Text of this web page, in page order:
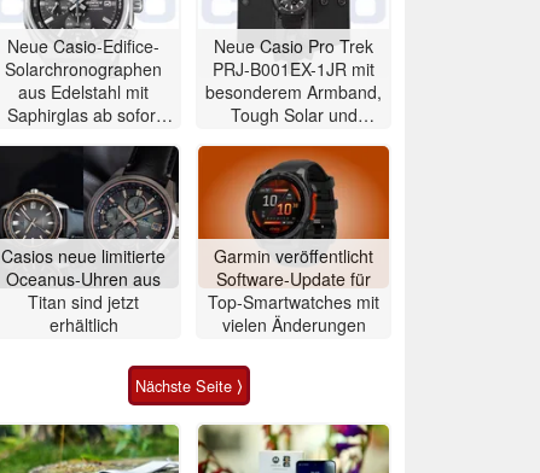
Neue Casio-Edifice-
Solarchronographen
aus Edelstahl mit
Saphirglas ab sofort
Neue Casio Pro Trek
PRJ-B001EX-1JR mit
besonderem Armband,
Tough Solar und
Casios neue limitierte
Oceanus-Uhren aus
Titan sind jetzt
erhältlich
Garmin veröffentlicht
Software-Update für
Top-Smartwatches mit
vielen Änderungen
Nächste Seite ⟩